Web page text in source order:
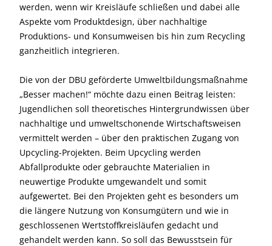
werden, wenn wir Kreisläufe schließen und dabei alle
Aspekte vom Produktdesign, über nachhaltige
Produktions- und Konsumweisen bis hin zum Recycling
ganzheitlich integrieren.
Die von der DBU geförderte Umweltbildungsmaßnahme
„Besser machen!“ möchte dazu einen Beitrag leisten:
Jugendlichen soll theoretisches Hintergrundwissen über
nachhaltige und umweltschonende Wirtschaftsweisen
vermittelt werden – über den praktischen Zugang von
Upcycling-Projekten. Beim Upcycling werden
Abfallprodukte oder gebrauchte Materialien in
neuwertige Produkte umgewandelt und somit
aufgewertet. Bei den Projekten geht es besonders um
die längere Nutzung von Konsumgütern und wie in
geschlossenen Wertstoffkreisläufen gedacht und
gehandelt werden kann. So soll das Bewusstsein für